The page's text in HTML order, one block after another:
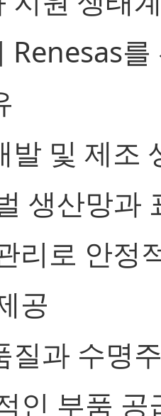
Renesas를
발 및 제조
생산망과
리로 안정
공
질과 수명
인 부품 공